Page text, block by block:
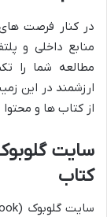
در کنار فرصت
منابع داخلی و
مطالعه شما را
ارزشمند در این
از کتاب ها و محتوا
سایت
کتاب